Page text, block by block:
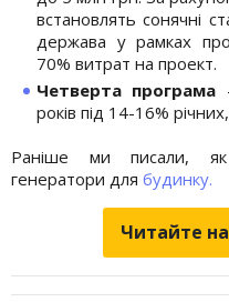
встановлять сонячні
держава у рамках
70% витрат на проект.
Четверта програма
років під 14-16%
Раніше ми писали,
генератори для будинку.
Читайте